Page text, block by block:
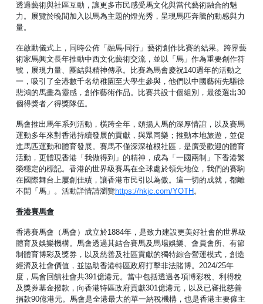
透過藝術與社區互動，讓更多市民感受馬文化與當代藝術融合的魅
力。展覽於晚間加入以馬為主題的燈光秀，呈現馬匹奔騰的動感與力
量。
在啟動儀式上，同時公佈「融馬‧同行」藝術創作比賽的結果。跨界藝
術家馬興文長年推動中西文化藝術交流，並以「馬」作為重要創作符
號，展現力量、團結與精神傳承。比賽為馬會慶祝140週年的活動之
一，吸引了全港數千名幼稚園至大學生參與，他們以中國藝術先驅徐
悲鴻的馬畫為靈感，創作藝術作品。比賽共設十個組別，最後選出30
個得獎者／得獎隊伍。
馬會推出馬年系列活動，橫跨全年，頌揚人馬的深厚情誼，以及賽馬
運動多年來對香港持續發展的貢獻，與眾同樂；推動本地旅遊，並促
進馬匹運動和體育發展。賽馬不僅深深植根社區，是廣受歡迎的體育
活動，更體現香港「我做得到」的精神，成為「一國兩制」下香港繁
榮穩定的標記。香港的世界級賽馬在全球處於領先地位，我們的賽駒
在國際舞台上屢創佳績，讓香港市民引以為傲。這一切的成就，都離
不開「馬」。活動詳情請瀏覽https://hkjc.com/YOTH。
香港賽馬會
香港賽馬會（馬會）成立於1884年，是致力建設更美好社會的世界級
體育及娛樂機構。馬會透過其結合賽馬及馬場娛樂、會員會所、有節
制體育博彩及獎券，以及慈善及社區貢獻的獨特綜合營運模式，創造
經濟及社會價值，並協助香港特區政府打擊非法賭博。2024/25年
度，馬會回饋社會共391億港元。當中包括透過各項博彩稅、利得稅
及獎券基金撥款，向香港特區政府貢獻301億港元，以及已審批慈善
捐款90億港元。馬會是全港最大的單一納稅機構，也是香港主要僱主